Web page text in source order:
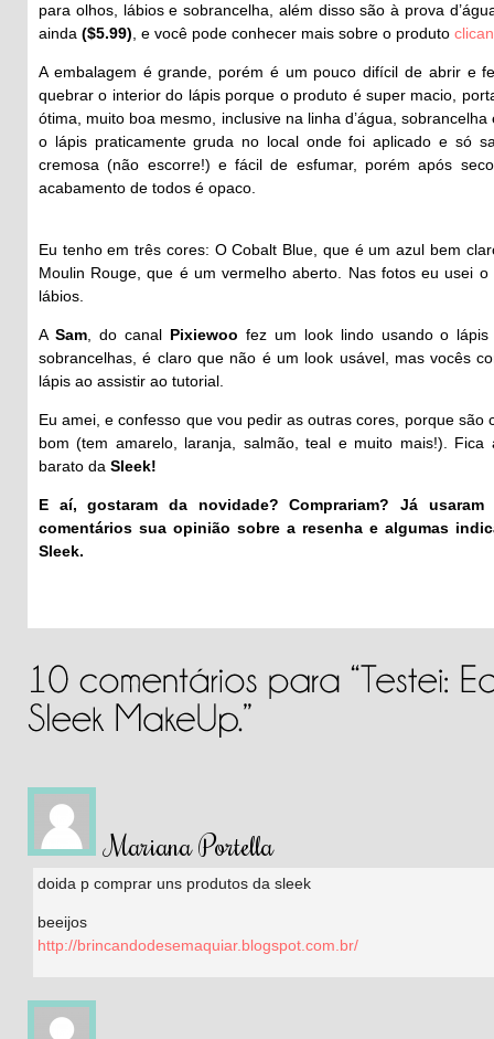
para olhos, lábios e sobrancelha, além disso são à prova
ainda ($5.99) , e você pode conhecer mais sobre o produto
A embalagem é grande, porém é um pouco difícil de abrir e
quebrar o interior do lápis porque o produto é super macio,
ótima, muito boa mesmo, inclusive na linha d’água,
o lápis praticamente gruda no local onde foi aplicado e só
cremosa (não escorre!) e fácil de esfumar, porém após
acabamento de todos é opaco.
Eu tenho em três cores: O Cobalt Blue, que é um azul bem
Moulin Rouge, que é um vermelho aberto. Nas fotos eu usei
lábios.
A Sam, do canal Pixiewoo fez um look lindo usando o
sobrancelhas, é claro que não é um look usável, mas vocês
lápis ao assistir ao tutorial.
Eu amei, e confesso que vou pedir as outras cores, porque
bom (tem amarelo, laranja, salmão, teal e muito mais!).
barato da Sleek!
E aí, gostaram da novidade? Comprariam? Já
comentários sua opinião sobre a resenha e algumas
Sleek.
Mariana Portella
doida p comprar uns produtos da sleek
beeijos
http://brincandodesemaquiar.blogspot.com.br/